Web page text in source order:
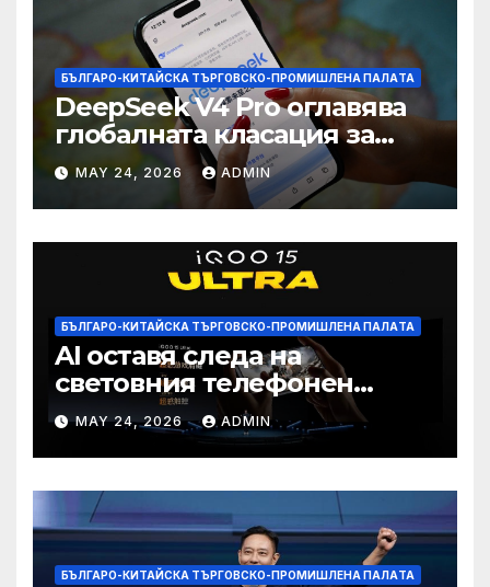
БЪЛГАРО-КИТАЙСКА ТЪРГОВСКО-ПРОМИШЛЕНА ПАЛAТА
DeepSeek V4 Pro оглавява
глобалната класация за
печалба след 75%
намаление на цената
MAY 24, 2026 ADMIN
БЪЛГАРО-КИТАЙСКА ТЪРГОВСКО-ПРОМИШЛЕНА ПАЛAТА
AI оставя следа на
световния телефонен
пазар
MAY 24, 2026 ADMIN
БЪЛГАРО-КИТАЙСКА ТЪРГОВСКО-ПРОМИШЛЕНА ПАЛAТА